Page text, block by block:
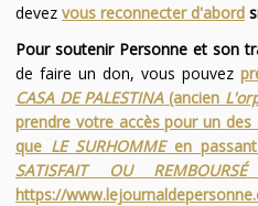
devez vous reconnecter d'abord
Pour soutenir Personne et son
de faire un don, vous pouvez
CASA DE PALESTINA(ancien
prendre votre accès pour un
que LE SURHOMMEen
SATISFAIT OU REMBOURSÉ
https://